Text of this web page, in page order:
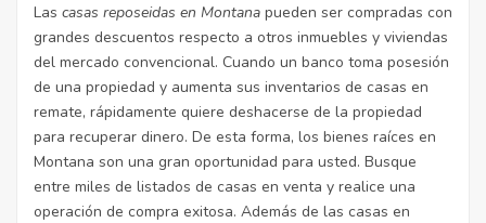
Las casas reposeidas en Montana pueden ser compradas con
grandes descuentos respecto a otros inmuebles y viviendas
del mercado convencional. Cuando un banco toma posesión
de una propiedad y aumenta sus inventarios de casas en
remate, rápidamente quiere deshacerse de la propiedad
para recuperar dinero. De esta forma, los bienes raíces en
Montana son una gran oportunidad para usted. Busque
entre miles de listados de casas en venta y realice una
operación de compra exitosa. Además de las casas en